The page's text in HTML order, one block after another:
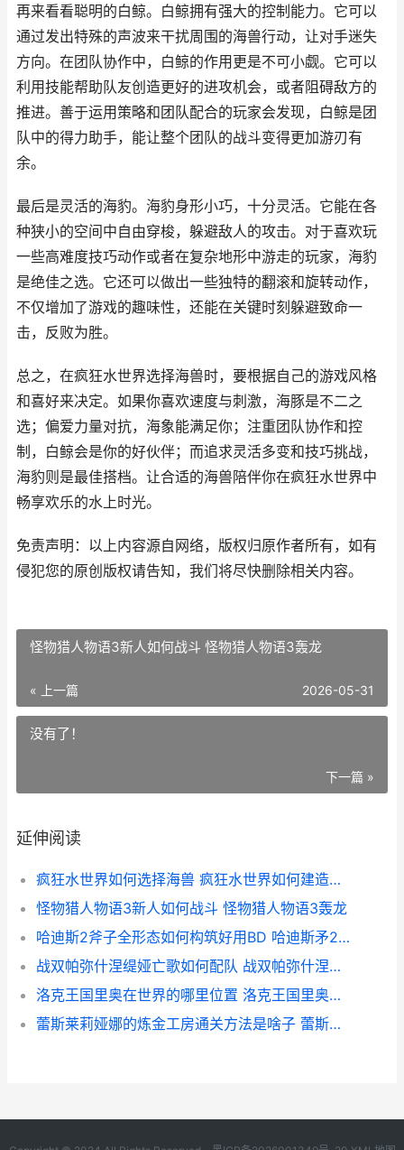
再来看看聪明的白鲸。白鲸拥有强大的控制能力。它可以
通过发出特殊的声波来干扰周围的海兽行动，让对手迷失
方向。在团队协作中，白鲸的作用更是不可小觑。它可以
利用技能帮助队友创造更好的进攻机会，或者阻碍敌方的
推进。善于运用策略和团队配合的玩家会发现，白鲸是团
队中的得力助手，能让整个团队的战斗变得更加游刃有
余。
最后是灵活的海豹。海豹身形小巧，十分灵活。它能在各
种狭小的空间中自由穿梭，躲避敌人的攻击。对于喜欢玩
一些高难度技巧动作或者在复杂地形中游走的玩家，海豹
是绝佳之选。它还可以做出一些独特的翻滚和旋转动作，
不仅增加了游戏的趣味性，还能在关键时刻躲避致命一
击，反败为胜。
总之，在疯狂水世界选择海兽时，要根据自己的游戏风格
和喜好来决定。如果你喜欢速度与刺激，海豚是不二之
选；偏爱力量对抗，海象能满足你；注重团队协作和控
制，白鲸会是你的好伙伴；而追求灵活多变和技巧挑战，
海豹则是最佳搭档。让合适的海兽陪伴你在疯狂水世界中
畅享欢乐的水上时光。
免责声明：以上内容源自网络，版权归原作者所有，如有
侵犯您的原创版权请告知，我们将尽快删除相关内容。
怪物猎人物语3新人如何战斗 怪物猎人物语3轰龙
« 上一篇 2026-05-31
没有了！
下一篇 »
延伸阅读
疯狂水世界如何选择海兽 疯狂水世界如何建造民居
怪物猎人物语3新人如何战斗 怪物猎人物语3轰龙
哈迪斯2斧子全形态如何构筑好用BD 哈迪斯矛2解锁
战双帕弥什涅缇娅亡歌如何配队 战双帕弥什涅缇娅意识搭配
洛克王国里奥在世界的哪里位置 洛克王国里奥要什么性格
蕾斯莱莉娅娜的炼金工房通关方法是啥子 蕾斯莱莉娅娜的炼金工房萌娘百科